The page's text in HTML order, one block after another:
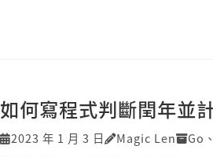
如何寫程式判斷閏年並
2023 年 1 月 3 日 Magic Len Go 、